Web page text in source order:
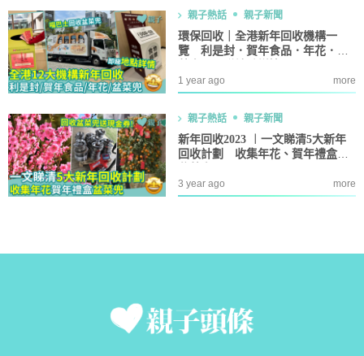
親子熱話 親子新聞
環保回收｜全港新年回收機構一
覽 利是封．賀年食品．年花．盆
1 year ago more
親子熱話 親子新聞
新年回收2023 ︱一文睇清5大新年
回收計劃 收集年花、賀年禮盒及
3 year ago more